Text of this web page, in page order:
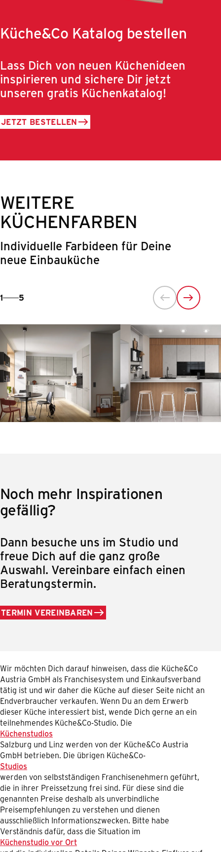
Küche&Co Katalog bestellen
Lass Dich von neuen Küchenideen
inspirieren und sichere Dir jetzt
unseren gratis Küchenkatalog!
JETZT BESTELLEN
WEITERE
KÜCHENFARBEN
Individuelle Farbideen für Deine
neue Einbauküche
1 5
Noch mehr Inspirationen
gefällig?
Dann besuche uns im Studio und
freue Dich auf die ganz große
Auswahl. Vereinbare einfach einen
Beratungstermin.
TERMIN VEREINBAREN
Wir möchten Dich darauf hinweisen, dass die Küche&Co
Austria GmbH als Franchisesystem und Einkaufsverband
tätig ist und wir daher die Küche auf dieser Seite nicht an
Endverbraucher verkaufen. Wenn Du an dem Erwerb
dieser Küche interessiert bist, wende Dich gerne an ein
teilnehmendes Küche&Co-Studio. Die
Küchenstudios
Salzburg und Linz werden von der Küche&Co Austria
GmbH betrieben. Die übrigen Küche&Co-
Studios
werden von selbstständigen Franchisenehmern geführt,
die in ihrer Preissetzung frei sind. Für diese sind die
genannten Preise deshalb als unverbindliche
Preisempfehlungen zu verstehen und dienen
ausschließlich Informationszwecken. Bitte habe
Verständnis dafür, dass die Situation im
Küchenstudio vor Ort